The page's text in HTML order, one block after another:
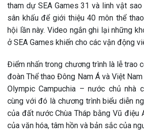
tham dự SEA Games 31 và linh vật
sân khấu để giới thiệu 40 môn thể
hội lần này. Video ngắn ghi lại những
ở SEA Games khiến cho các vận động
Điểm nhấn trong chương trình là lễ trao
đoàn Thể thao Đông Nam Á và Việt
Olympic Campuchia – nước chủ nhà
cùng với đó là chương trình biểu diễn
của đất nước Chùa Tháp bằng Vũ điệu
của văn hóa, tâm hồn và bản sắc của